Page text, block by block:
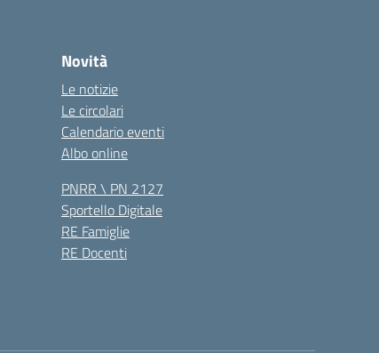
Novità
Le notizie
Le circolari
Calendario eventi
Albo online
PNRR \ PN 2127
Sportello Digitale
RE Famiglie
RE Docenti